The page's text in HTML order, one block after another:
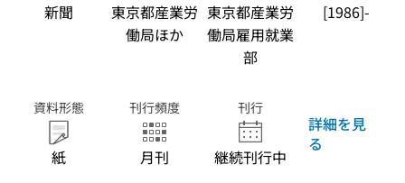
新聞
東京都産業労
働局ほか
東京都産業労
働局雇用就業
部
[1986]-
資料形態
紙
刊行頻度
月刊
刊行
継続刊行中
詳細を見
る